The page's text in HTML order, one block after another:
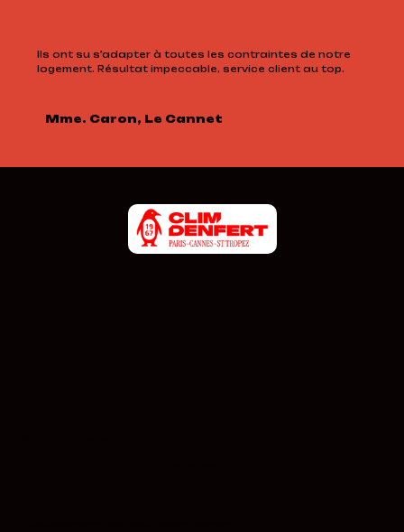
Ils ont su s’adapter à toutes les contraintes de notre
logement. Résultat impeccable, service client au top.
Mme. Caron, Le Cannet